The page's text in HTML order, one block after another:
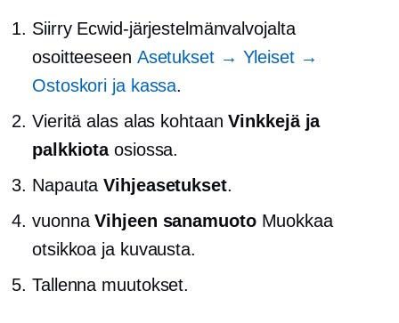
Siirry Ecwid-järjestelmänvalvojalta
osoitteeseen Asetukset → Yleiset →
Ostoskori ja kassa.
Vieritä alas alas kohtaanVinkkejä ja
palkkiotaosiossa.
NapautaVihjeasetukset.
vuonnaVihjeen sanamuotoMuokkaa
otsikkoa ja kuvausta.
Tallenna muutokset.